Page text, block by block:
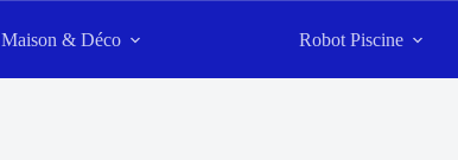
Maison & Déco Robot Piscine